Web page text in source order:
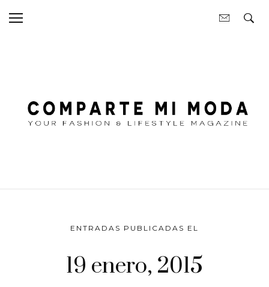
ENTRADAS PUBLICADAS EL
19 enero, 2015